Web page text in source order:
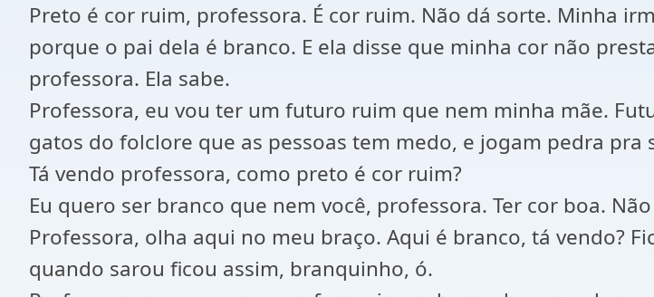
Preto é cor ruim, professora. É cor ruim. Não dá sorte. Minha
porque o pai dela é branco. E ela disse que minha cor não
professora. Ela sabe.
Professora, eu vou ter um futuro ruim que nem minha mãe.
gatos do folclore que as pessoas tem medo, e jogam pedra pra
Tá vendo professora, como preto é cor ruim?
Eu quero ser branco que nem você, professora. Ter cor boa.
Professora, olha aqui no meu braço. Aqui é branco, tá vendo?
quando sarou ficou assim, branquinho, ó.